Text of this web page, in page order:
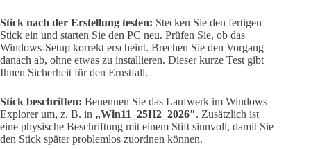
Stick nach der Erstellung testen: Stecken Sie den fertigen
Stick ein und starten Sie den PC neu. Prüfen Sie, ob das
Windows-Setup korrekt erscheint. Brechen Sie den Vorgang
danach ab, ohne etwas zu installieren. Dieser kurze Test gibt
Ihnen Sicherheit für den Ernstfall.
Stick beschriften: Benennen Sie das Laufwerk im Windows
Explorer um, z. B. in „Win11_25H2_2026″. Zusätzlich ist
eine physische Beschriftung mit einem Stift sinnvoll, damit Sie
den Stick später problemlos zuordnen können.